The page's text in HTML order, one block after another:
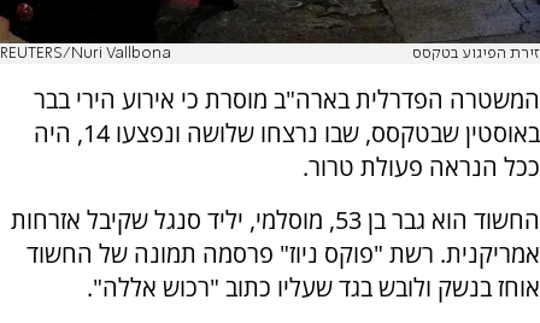
זירת הפיגוע בטקסס REUTERS/Nuri Vallbona
המשטרה הפדרלית בארה"ב מוסרת כי אירוע הירי בבר
באוסטין שבטקסס, שבו נרצחו שלושה ונפצעו 14, היה
ככל הנראה פעולת טרור.
החשוד הוא גבר בן 53, מוסלמי, יליד סנגל שקיבל אזרחות
אמריקנית. רשת "פוקס ניוז" פרסמה תמונה של החשוד
אוחז בנשק ולובש בגד שעליו כתוב "רכוש אללה".